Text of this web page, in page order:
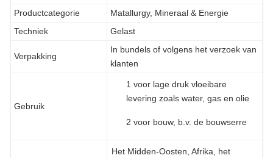
Productcategorie
Matallurgy, Mineraal & Energie
Techniek
Gelast
Verpakking
In bundels of volgens het verzoek van
klanten
Gebruik
1 voor lage druk vloeibare
levering zoals water, gas en olie
2 voor bouw, b.v. de bouwserre
Het Midden-Oosten, Afrika, het